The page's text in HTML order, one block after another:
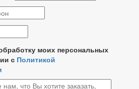
моих персональных
с Политикой